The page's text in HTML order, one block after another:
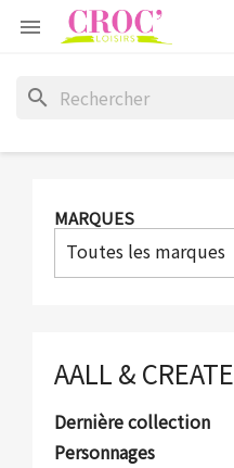

search
MARQUES
Toutes les marques
AALL & CREATE
Dernière collection
Personnages